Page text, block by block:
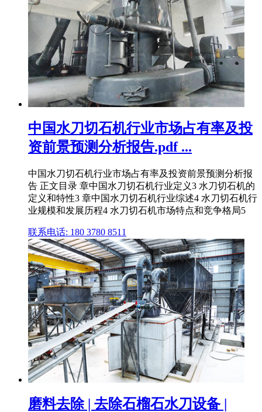
中国水刀切石机行业市场占有率及投
资前景预测分析报告.pdf ...
中国水刀切石机行业市场占有率及投资前景预测分析报
告 正文目录 章中国水刀切石机行业定义3 水刀切石机的
定义和特性3 章中国水刀切石机行业综述4 水刀切石机行
业规模和发展历程4 水刀切石机市场特点和竞争格局5
联系电话: 180 3780 8511
磨料去除 | 去除石榴石水刀设备 |